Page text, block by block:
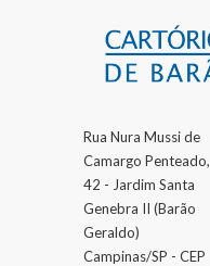
Rua Nura Mussi de
Camargo Penteado,
42 - Jardim Santa
Genebra II (Barão
Geraldo)
Campinas/SP - CEP